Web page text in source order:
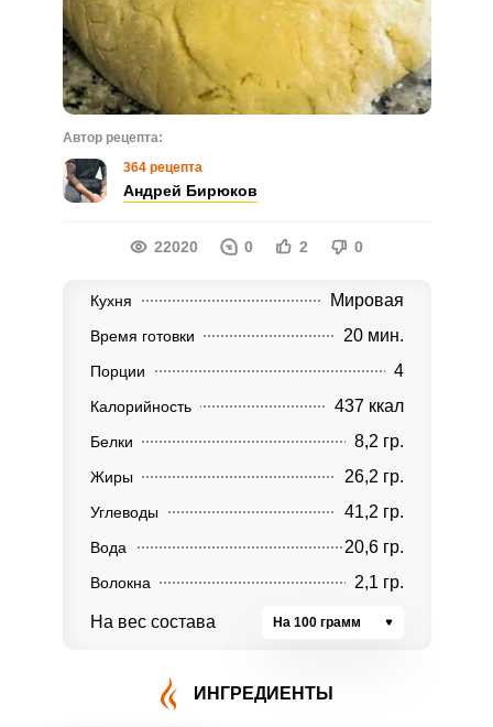
Автор рецепта:
364 рецепта
Андрей Бирюков
22020 0 2 0
Кухня Мировая
Время готовки 20 мин.
Порции 4
Калорийность 437 ккал
Белки 8,2 гр.
Жиры 26,2 гр.
Углеводы 41,2 гр.
Вода 20,6 гр.
Волокна 2,1 гр.
На вес состава На 100 грамм
ИНГРЕДИЕНТЫ